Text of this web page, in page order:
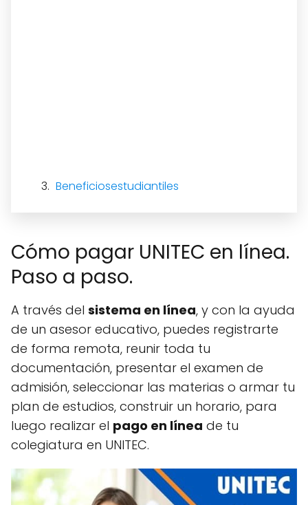
Beneficiosestudiantiles
Cómo pagar UNITEC en línea.
Paso a paso.
A través del sistema en línea, y con la ayuda
de un asesor educativo, puedes registrarte
de forma remota, reunir toda tu
documentación, presentar el examen de
admisión, seleccionar las materias o armar tu
plan de estudios, construir un horario, para
luego realizar el pago en línea de tu
colegiatura en UNITEC.